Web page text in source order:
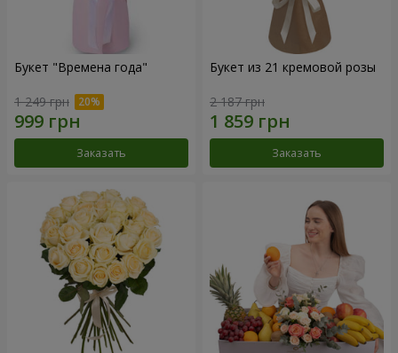
Букет "Времена года"
1 249 грн
Заказать
Букет из 21 кремовой розы
2 187 грн
Заказать